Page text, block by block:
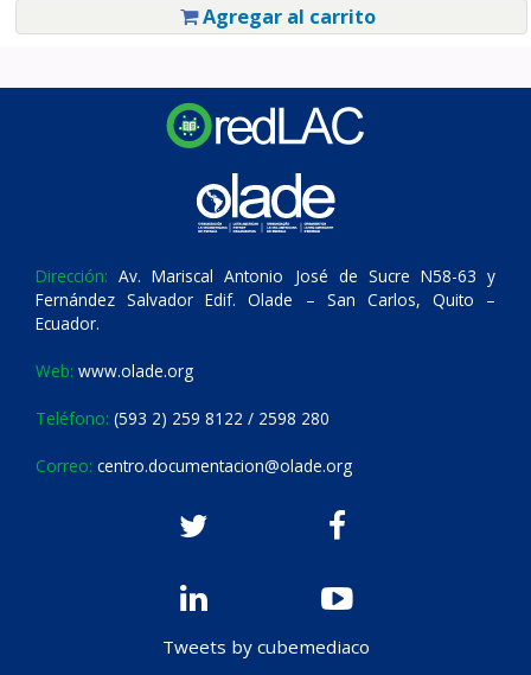
Agregar al carrito
Dirección: Av. Mariscal Antonio José de Sucre N58-63 y
Fernández Salvador Edif. Olade – San Carlos, Quito –
Ecuador.
Web: www.olade.org
Teléfono: (593 2) 259 8122 / 2598 280
Correo: centro.documentacion@olade.org
Tweets by cubemediaco